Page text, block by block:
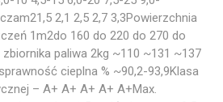
2,1 2,5 2,7 3,3Powierzchnia
1m2do 160 do 220 do 270 do
paliwa 2kg ~110 ~131 ~137
cieplna % ~90,2-93,9Klasa
– A+ A+ A+ A+ A+Max.